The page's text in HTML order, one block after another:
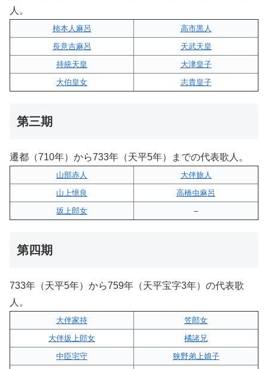
人。
柿本人麻呂
高市黒人
長意吉麻呂
天武天皇
持統天皇
大津皇子
大伯皇女
志貴皇子
第三期
遷都（710年）から733年（天平5年）までの代表歌人。
山部赤人
大伴旅人
山上憶良
高橋虫麻呂
坂上郎女
–
第四期
733年（天平5年）から759年（天平宝字3年）の代表歌
人。
大伴家持
笠郎女
大伴坂上郎女
橘諸兄
中臣宅守
狭野弟上娘子